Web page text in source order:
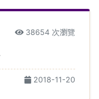
38654 次瀏覽
2018-11-20